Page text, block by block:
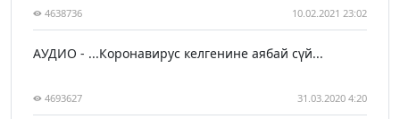
4638736 10.02.2021 23:02
АУДИО - ...Коронавирус келгенине аябай сүй...
4693627 31.03.2020 4:20